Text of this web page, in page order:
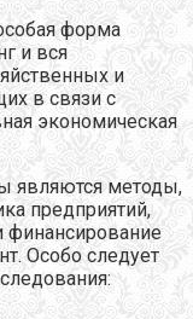
форма
и вся
и
в связи с
экономическая
являются методы,
предприятий,
финансирование
Особо следует